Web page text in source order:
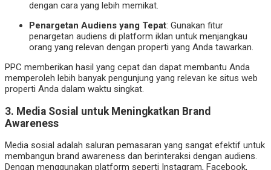
dengan cara yang lebih memikat.
Penargetan Audiens yang Tepat: Gunakan fitur
penargetan audiens di platform iklan untuk menjangkau
orang yang relevan dengan properti yang Anda tawarkan.
PPC memberikan hasil yang cepat dan dapat membantu Anda
memperoleh lebih banyak pengunjung yang relevan ke situs web
properti Anda dalam waktu singkat.
3. Media Sosial untuk Meningkatkan Brand
Awareness
Media sosial adalah saluran pemasaran yang sangat efektif untuk
membangun brand awareness dan berinteraksi dengan audiens.
Dengan menggunakan platform seperti Instagram, Facebook,